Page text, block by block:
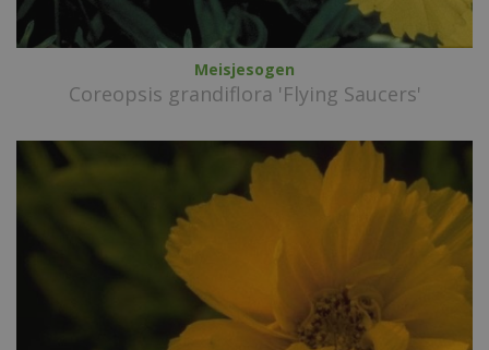
Meisjesogen
Coreopsis grandiflora 'Flying Saucers'